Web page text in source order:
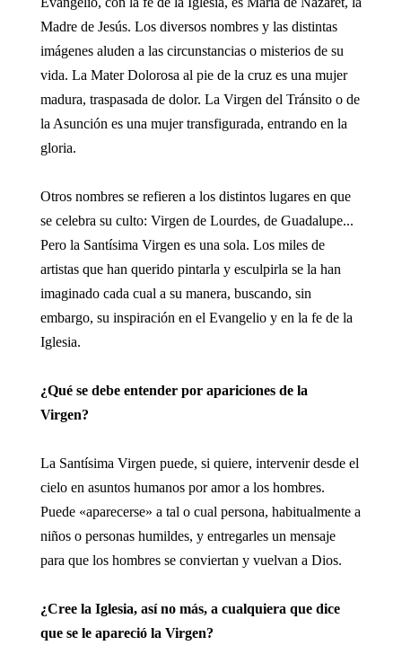
Madre de Jesús. Los diversos nombres y las distintas
imágenes aluden a las circunstancias o misterios de su
vida. La Mater Dolorosa al pie de la cruz es una mujer
madura, traspasada de dolor. La Virgen del Tránsito o de
la Asunción es una mujer transfigurada, entrando en la
gloria.
Otros nombres se refieren a los distintos lugares en que
se celebra su culto: Virgen de Lourdes, de Guadalupe...
Pero la Santísima Virgen es una sola. Los miles de
artistas que han querido pintarla y esculpirla se la han
imaginado cada cual a su manera, buscando, sin
embargo, su inspiración en el Evangelio y en la fe de la
Iglesia.
¿Qué se debe entender por apariciones de la
Virgen?
La Santísima Virgen puede, si quiere, intervenir desde el
cielo en asuntos humanos por amor a los hombres.
Puede «aparecerse» a tal o cual persona, habitualmente a
niños o personas humildes, y entregarles un mensaje
para que los hombres se conviertan y vuelvan a Dios.
¿Cree la Iglesia, así no más, a cualquiera que dice
que se le apareció la Virgen?